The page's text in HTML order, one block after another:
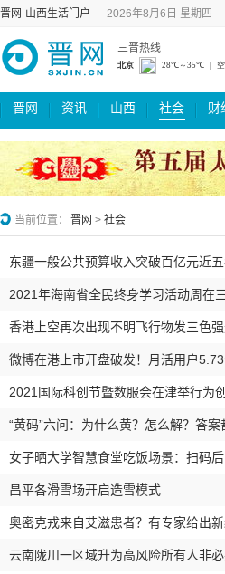
晋网-山西生活门户 2026年8月6日 星期四
三晋热线
晋网 资讯 山西 社会 财
当前位置： 晋网 > 社会
东疆一般公共预算收入突破百亿元近
2021年海南省全民终身学习活动周在
香港上空再次出现不明飞行物发三色
微博在港上市开盘破发！月活用户
2021国际科创节暨数服会在津举行为
“黄码”六问：为什么黄？怎么解？答案
女子晒大学智慧食堂吃饭场景：扫码
昌平各滑雪场开启造雪模式
奥密克戎来自艾滋患者？有专家给出
云南陇川一区域升为高风险所有人非